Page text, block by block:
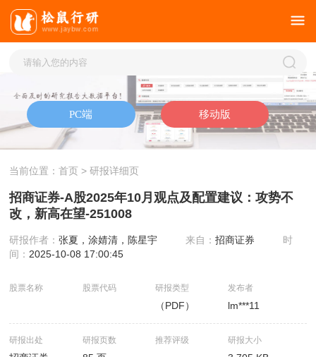
当前位置：首页 > 研报详细页
招商证券-A股2025年10月观点及配置建议：攻势不
改，新高在望-251008
研报作者：张夏，涂婧清，陈星宇 来自：招商证券
时
间： 2025-10-08 17:00:45
股票名称 股票代码 研报类型
（PDF）
发布者
lm***11
研报出处 研报页数 推荐评级 研报大小